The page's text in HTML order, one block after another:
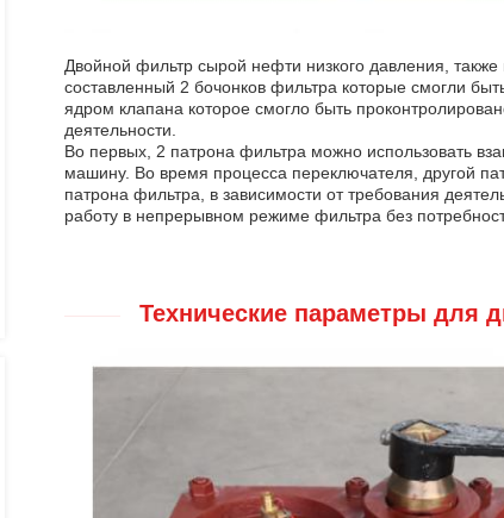
Двойной фильтр сырой нефти низкого давления,
составленный 2 бочонков фильтра которые смогли
ядром клапана которое смогло быть
деятельности.
Во первых, 2 патрона фильтра можно использовать
машину. Во время процесса переключателя, другой
патрона фильтра, в зависимости от требования
работу в непрерывном режиме фильтра без
Технические параметры для